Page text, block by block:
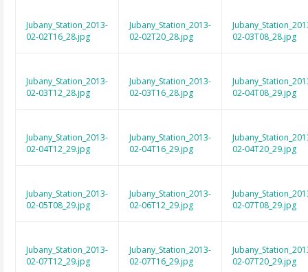
Jubany_Station_2013-
02-02T16_28.jpg
Jubany_Station_2013-
02-02T20_28.jpg
02-03T08_28.jpg
Jubany_Station_2013-
02-03T12_28.jpg
Jubany_Station_2013-
02-03T16_28.jpg
02-04T08_29.jpg
Jubany_Station_2013-
02-04T12_29.jpg
Jubany_Station_2013-
02-04T16_29.jpg
02-04T20_29.jpg
Jubany_Station_2013-
02-05T08_29.jpg
Jubany_Station_2013-
02-06T12_29.jpg
02-07T08_29.jpg
Jubany_Station_2013-
02-07T12_29.jpg
Jubany_Station_2013-
02-07T16_29.jpg
02-07T20_29.jpg